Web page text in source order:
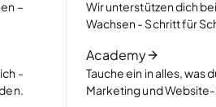
–
-
Wir unterstützen dich
Wachsen - Schritt für
Academy
Tauche ein in alles, was
Marketing und
Umsatz machen.
Artikel lesen
So
mit KI
Artikel